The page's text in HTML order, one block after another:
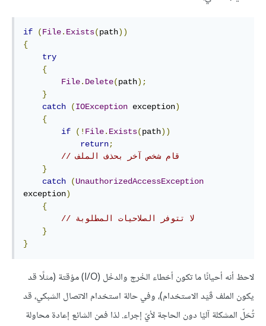
if (File. Exists(path))
{
try
{
File. Delete(path);
}
catch
(IOException exception)
{
if
(! File. Exists(path))
return;
// قام شخص آخر بحذف الملف
}
catch
(UnauthorizedAccessException
exception)
{
// لا تتوفر الصلاحيات المطلوبة
}
}
لاحظ أنه أحيانًا ما تكون أخطاء الخْرج والدخْل (I/O) مؤقتة (مثلًا قد
يكون الملف قَيْد الاستخدام)، وفي حالة استخدام الاتصال الشبكي، قد
تُحَلّ المشكلة آليًا دون الحاجة لأيّ إجراء. لذا فمن الشائع إعادة محاولة